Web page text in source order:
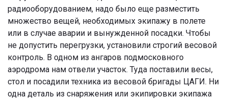
радиооборудованием, надо было еще разместить
множество вещей, необходимых экипажу в полете
или в случае аварии и вынужденной посадки. Чтобы
не допустить перегрузки, установили строгий весовой
контроль. В одном из ангаров подмосковного
аэродрома нам отвели участок. Туда поставили весы,
стол и посадили техника из весовой бригады ЦАГИ. Ни
одна деталь из снаряжения или экипировки экипажа